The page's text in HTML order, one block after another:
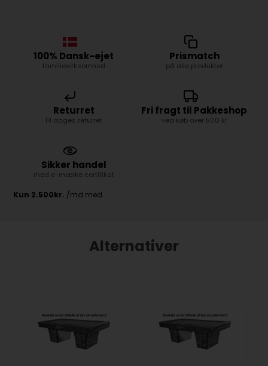
100% Dansk-ejet
familievirksomhed
Prismatch
på alle produkter
Returret
14 dages returret
Fri fragt til Pakkeshop
ved køb over 500 kr
Sikker handel
med e-mærke certifikat
Alternativer